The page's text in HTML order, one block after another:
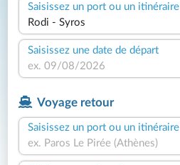
Saisissez un port ou un itinéraire
Saisissez une date de départ
Voyage retour
Saisissez un port ou un itinéraire